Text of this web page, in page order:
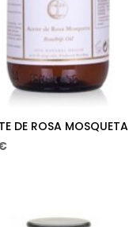
DE ROSA MOSQUETA
El
135,73€.